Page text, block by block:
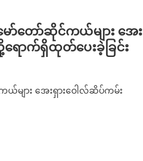
ာ်တော်ဆိုင်ကယ်များ အေး
ရောက်ရှိထုတ်ပေးခဲ့ခြင်း
များ အေးရှားဝေါလ်ဆိပ်ကမ်း